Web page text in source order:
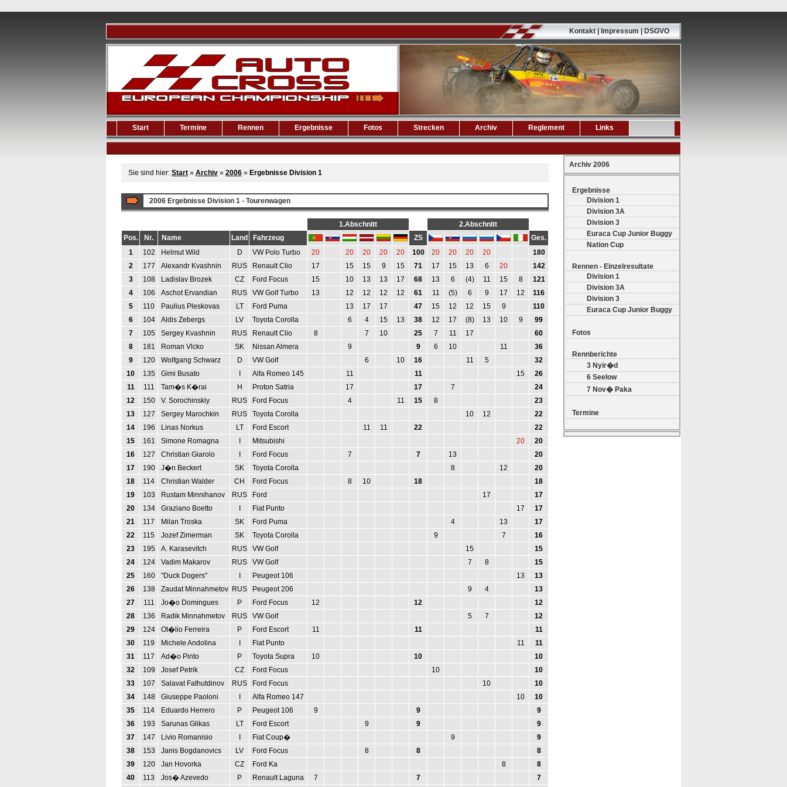
Kontakt | Impressum | DSGVO
Start Termine Rennen Ergebnisse Fotos Strecken Archiv Reglement Links
Sie sind hier: Start » Archiv » 2006 » Ergebnisse Division 1
2006 Ergebnisse Division 1 - Tourenwagen
1.Abschnitt
2.Abschnitt
Pos.
Nr. Name Land Fahrzeug ZS
Ges.
1
102 Helmut Wild D VW Polo Turbo 20 20 20 20 20 100 20 20 20 20
180
2
177 Alexandr Kvashnin RUS Renault Clio 17 15 15 9 15 71 17 15 13 6 20
142
3
108 Ladislav Brozek CZ Ford Focus 15 10 13 13 17 68 13 6 (4) 11 15 8
121
4
106 Aschot Ervandian RUS VW Golf Turbo 13 12 12 12 12 61 11 (5) 6 9 17 12
116
5
110 Paulius Pleskovas LT Ford Puma 13 17 17 47 15 12 12 15 9
110
6
104 Aldis Zebergs LV Toyota Corolla 6 4 15 13 38 12 17 (8) 13 10 9
99
7
105 Sergey Kvashnin RUS Renault Clio 8 7 10 25 7 11 17
60
8
181 Roman Vlcko SK Nissan Almera 9 9 6 10 11
36
9
120 Wolfgang Schwarz D VW Golf 6 10 16 11 5
32
10
135 Gimi Busato Alfa Romeo 145 11 11 15
26
11
111 Tam�s K�rai H Proton Satria 17 17 7
24
12
150 V. Sorochinskiy RUS Ford Focus 4 11 15 8
23
13
127 Sergey Marochkin RUS Toyota Corolla 10 12
22
14
196 Linas Norkus LT Ford Escort 11 11 22
22
15
161 Simone Romagna Mitsubishi 20
20
16
127 Christian Giarolo Ford Focus 7 7 13
20
17
190 J�n Beckert SK Toyota Corolla 8 12
20
18
114 Christian Walder CH Ford Focus 8 10 18
18
19
103 Rustam Minnihanov RUS Ford 17
17
20
134 Graziano Boetto Fiat Punto 17
17
21
117 Milan Troska SK Ford Puma 4 13
17
22
115 Jozef Zimerman SK Toyota Corolla 9 7
16
23
195 A. Karasevitch RUS VW Golf 15
15
24
124 Vadim Makarov RUS VW Golf 7 8
15
25
160 "Duck Dogers" Peugeot 106 13
13
26
138 Zaudat Minnahmetov RUS Peugeot 206 9 4
13
27
111 Jo�o Domingues P Ford Focus 12 12
12
28
136 Radik Minnahmetov RUS VW Golf 5 7
12
29
124 Ot�lio Ferreira P Ford Escort 11 11
11
30
119 Michele Andolina Fiat Punto 11
11
31
117 Ad�o Pinto P Toyota Supra 10 10
10
32
109 Josef Petrik CZ Ford Focus 10
10
33
107 Salavat Fathutdinov RUS Ford Focus 10
10
34
148 Giuseppe Paoloni Alfa Romeo 147 10
10
35
114 Eduardo Herrero P Peugeot 106 9 9
9
36
193 Sarunas Glikas LT Ford Escort 9 9
9
37
147 Livio Romanisio Fiat Coup� 9
9
38
153 Janis Bogdanovics LV Ford Focus 8 8
8
39
120 Jan Hovorka CZ Ford Ka 8
8
40
113 Jos� Azevedo P Renault Laguna 7 7 7
Archiv 2006
Ergebnisse
Division 1
Division 3A
Division 3
Euraca Cup Junior Buggy
Nation Cup
Rennen - Einzelresultate
Division 1
Division 3A
Division 3
Euraca Cup Junior Buggy
Fotos
Rennberichte
3 Nyir�d
6 Seelow
7 Nov� Paka
Termine